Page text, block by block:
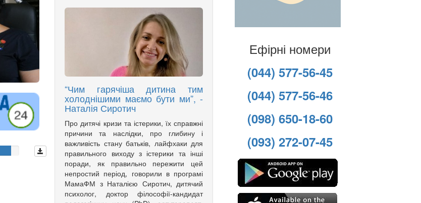
“Чим гарячіша дитина тим
холоднішими маємо бути ми”, -
Наталія Сиротич
Про дитячі кризи та істерики, їх справжні
причини та наслідки, про глибину і
важливість стану батьків, лайфхаки для
правильного виходу з істерики та інші
поради, як правильно пережити цей
непростий період, говорили в програмі
МамаФМ з Наталією Сиротич, дитячий
психолог, доктор філософії-кандидат
Ефірні номери
(044) 577-56-45
(044) 577-56-46
(098) 650-18-60
(093) 272-07-45